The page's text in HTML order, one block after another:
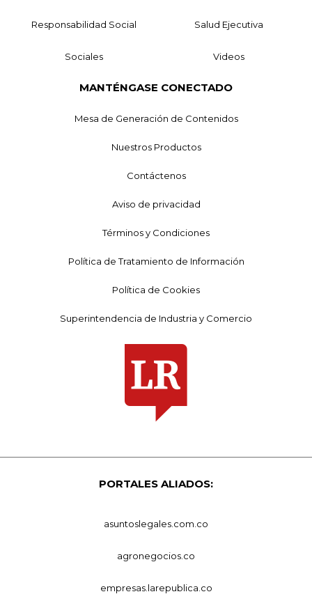
Responsabilidad Social Salud Ejecutiva
Sociales Videos
MANTÉNGASE CONECTADO
Mesa de Generación de Contenidos
Nuestros Productos
Contáctenos
Aviso de privacidad
Términos y Condiciones
Política de Tratamiento de Información
Política de Cookies
Superintendencia de Industria y Comercio
PORTALES ALIADOS:
asuntoslegales.com.co
agronegocios.co
empresas.larepublica.co